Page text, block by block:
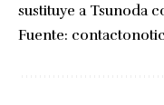
sustituye a Tsunoda
Fuente: